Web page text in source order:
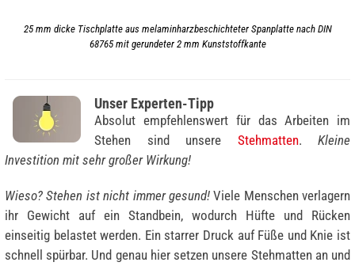
25 mm dicke Tischplatte aus melaminharzbeschichteter Spanplatte nach DIN
68765 mit gerundeter 2 mm Kunststoffkante
Unser Experten-Tipp
Absolut empfehlenswert für das Arbeiten im
Stehen sind unsere Stehmatten. Kleine
Investition mit sehr großer Wirkung!
Wieso? Stehen ist nicht immer gesund!Viele Menschen verlagern
ihr Gewicht auf ein Standbein, wodurch Hüfte und Rücken
einseitig belastet werden. Ein starrer Druck auf Füße und Knie ist
schnell spürbar. Und genau hier setzen unsere Stehmatten an und